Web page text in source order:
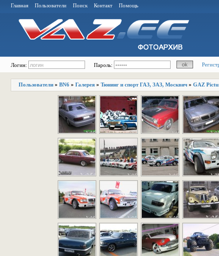
Главная Пользователи Поиск Контакт Помощь
Логин: Пароль:
Пользователи » BN6 » Галерея » Тюнинг и спорт ГАЗ, ЗАЗ, Москвич » GAZ